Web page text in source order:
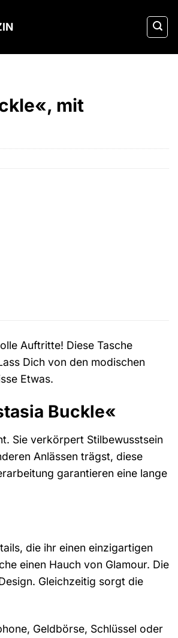
mit
Auftritte! Diese Tasche
Dich von den modischen
Etwas.
Buckle«
Sie verkörpert Stilbewusstsein
Anlässen trägst, diese
garantieren eine lange
die ihr einen einzigartigen
einen Hauch von Glamour. Die
Gleichzeitig sorgt die
Geldbörse, Schlüssel oder